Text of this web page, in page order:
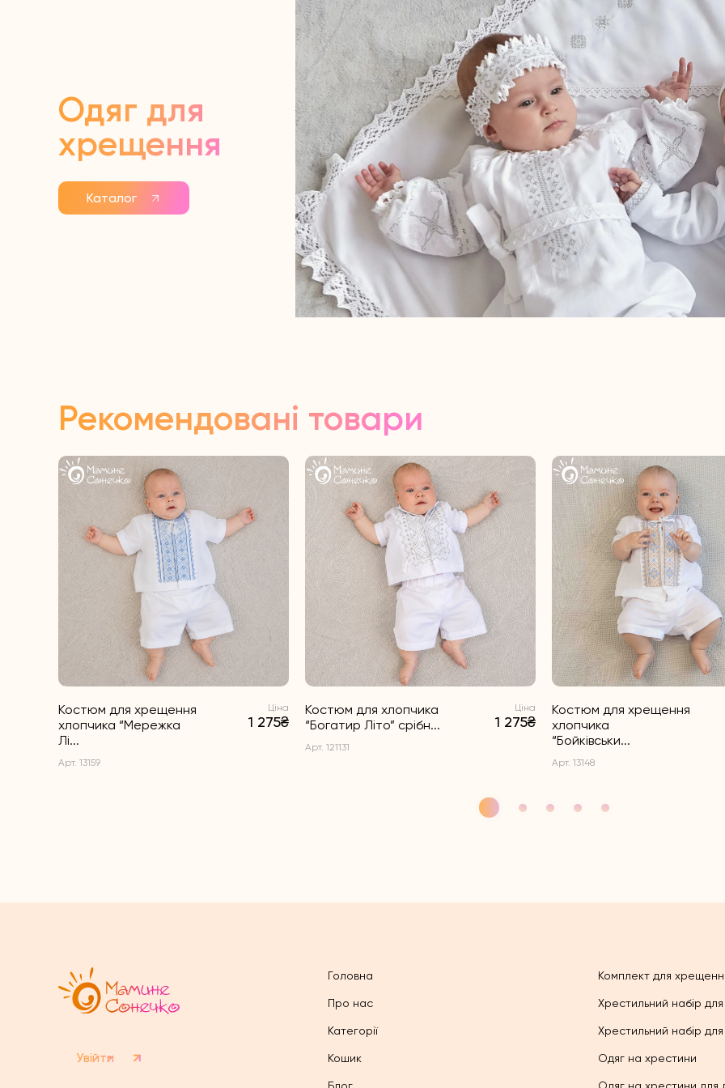
Одяг для
хрещення
Каталог
Рекомендовані товари
Костюм для хрещення
хлопчика “Мережка
Лі...
Арт. 13159
Ціна
1 275₴
Костюм для хлопчика
“Богатир Літо” срібн...
Арт. 121131
Ціна
1 275₴
Костюм для хрещення
хлопчика
“Бойківськи...
Арт. 13148
Увійти
Головна
Про нас
Категорії
Кошик
Комплект для
Хрестильний набір для
Хрестильний набір
Одяг на хрестини